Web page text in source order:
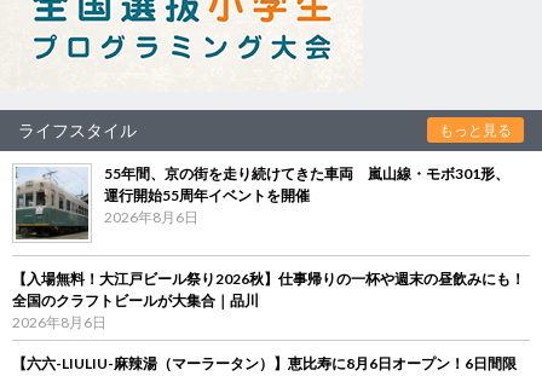
ライフスタイル もっと見る
55年間、京の街を走り続けてきた車両 嵐山線・モボ301形、
運行開始55周年イベントを開催
2026年8月6日
【入場無料！大江戸ビール祭り2026秋】仕事帰りの一杯や週末の昼飲みにも！
全国のクラフトビールが大集合｜品川
2026年8月6日
【六六-LIULIU-麻辣湯（マーラータン）】恵比寿に8月6日オープン！6日間限